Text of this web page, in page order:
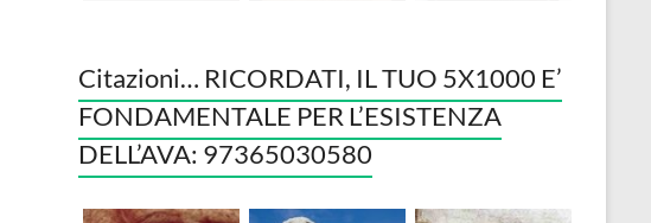
Citazioni… RICORDATI, IL TUO 5X1000 E’
FONDAMENTALE PER L’ESISTENZA
DELL’AVA: 97365030580